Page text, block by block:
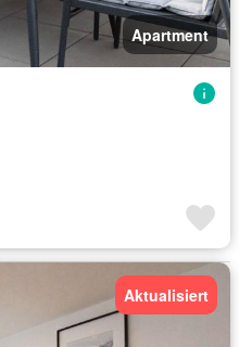
Apartment
Aktualisiert